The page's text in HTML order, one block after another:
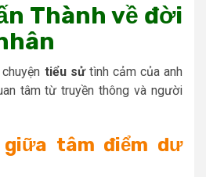
Thành về đời
tiểu sửtình cảm của anh
tâm từ truyền thông và người
giữa tâm điểm dư